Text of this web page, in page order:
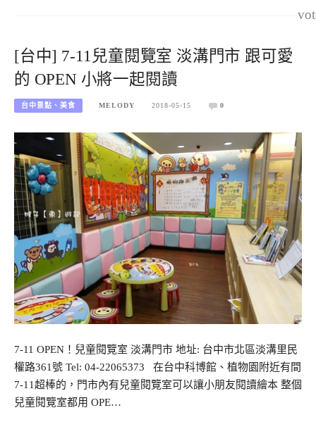
[台中] 7-11兒童閱覽室 淡溝門市 跟可愛
的 OPEN 小將一起閱讀
台中景點、美食 MELODY 2018-05-15 0
7-11 OPEN！兒童閱覽室 淡溝門市 地址: 台中市北區淡溝里民
權路361號 Tel: 04-22065373 在台中科博館、植物園附近有間
7-11超棒的，門市內有兒童閱覽室可以讓小朋友閱讀繪本 整個
兒童閱覽室都用 OPE…